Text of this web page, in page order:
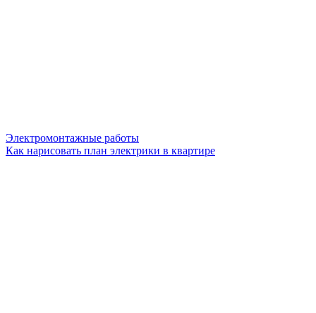
Электромонтажные работы
Как нарисовать план электрики в квартире